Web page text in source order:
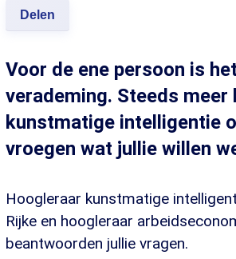
Delen
Voor de ene persoon is
verademing. Steeds
kunstmatige intelligentie
vroegen wat jullie willen
Hoogleraar kunstmatige
Rijke en hoogleraar
beantwoorden jullie vragen.